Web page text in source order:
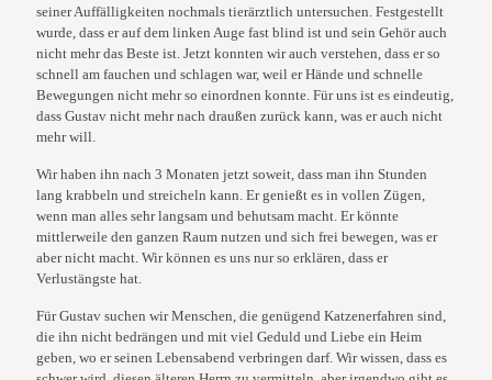
seiner Auffälligkeiten nochmals tierärztlich untersuchen. Festgestellt
wurde, dass er auf dem linken Auge fast blind ist und sein Gehör auch
nicht mehr das Beste ist. Jetzt konnten wir auch verstehen, dass er so
schnell am fauchen und schlagen war, weil er Hände und schnelle
Bewegungen nicht mehr so einordnen konnte. Für uns ist es eindeutig,
dass Gustav nicht mehr nach draußen zurück kann, was er auch nicht
mehr will.
Wir haben ihn nach 3 Monaten jetzt soweit, dass man ihn Stunden
lang krabbeln und streicheln kann. Er genießt es in vollen Zügen,
wenn man alles sehr langsam und behutsam macht. Er könnte
mittlerweile den ganzen Raum nutzen und sich frei bewegen, was er
aber nicht macht. Wir können es uns nur so erklären, dass er
Verlustängste hat.
Für Gustav suchen wir Menschen, die genügend Katzenerfahren sind,
die ihn nicht bedrängen und mit viel Geduld und Liebe ein Heim
geben, wo er seinen Lebensabend verbringen darf. Wir wissen, dass es